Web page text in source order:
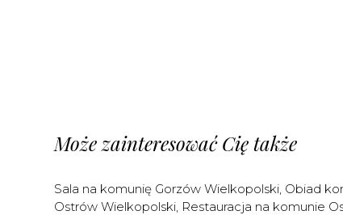
Może zainteresować Cię także
Sala na komunię Gorzów Wielkopolski, Obiad
Ostrów Wielkopolski, Restauracja na komunie